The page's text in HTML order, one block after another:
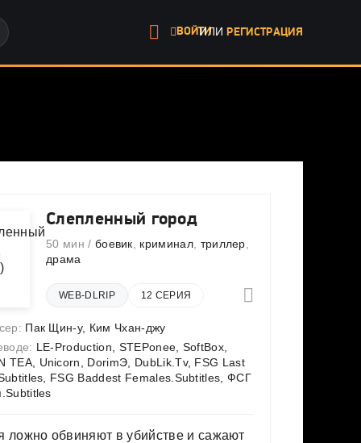
ВОЙТИИЛИРЕГИСТРАЦИЯ
Слепленный город
50 мин / боевик криминал, триллер
драма
WEB-DLRIP 12 СЕРИЯ
Пак Щин-у, Ким Чхан-джу
LE-Production, STEPonee, SoftBox,
TEA, Unicorn, DorimЭ, DubLik.Tv, FSG Last
FSG Baddest Females.Subtitles, ФСГ
ложно обвиняют в убийстве и сажают